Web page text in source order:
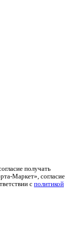
получать
Маркет», согласие
с политикой